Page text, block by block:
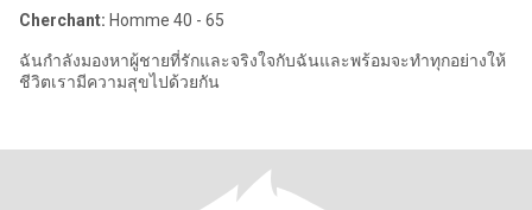
Cherchant: Homme 40 - 65
ฉันกำลังมองหาผู้ชายที่รักและจริงใจกับฉันและพร้อมจะทำทุกอย่างให้
ชีวิตเรามีความสุขไปด้วยกัน